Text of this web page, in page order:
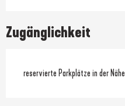
Zugänglichkeit
reservierte Parkplätze in der Nähe